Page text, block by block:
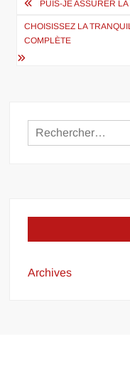
de
l’article
PUIS-JE ASSURER
CHOISISSEZ LA
COMPLÈTE
Archives